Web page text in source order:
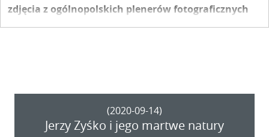
zdjęcia z ogólnopolskich plenerów fotograficznych
lekarzy odbywających się co roku w Miasteczku.
(2020-09-14)
Jerzy Zyśko i jego martwe natury